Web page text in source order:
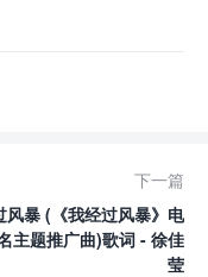
下一篇
风暴 (《我经过风暴》电
主题推广曲)歌词 - 徐佳
莹